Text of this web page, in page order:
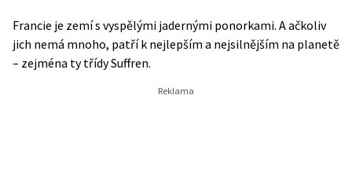
Francie je zemí s vyspělými jadernými ponorkami. A ačkoliv
jich nemá mnoho, patří k nejlepším a nejsilnějším na planetě
– zejména ty třídy Suffren.